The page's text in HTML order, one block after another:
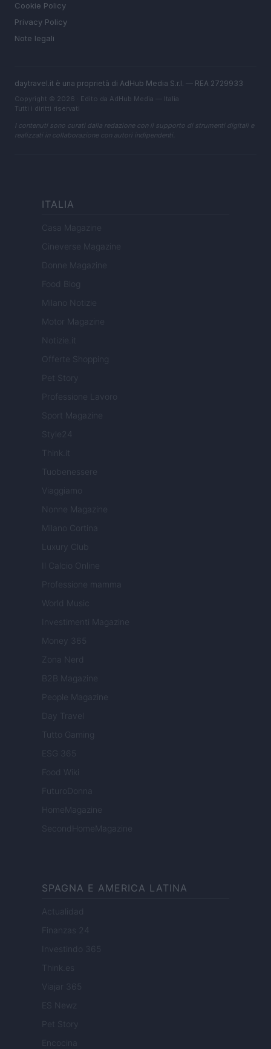
Cookie Policy
Privacy Policy
Note legali
daytravel.it è una proprietà di AdHub Media S.r.l. — REA 2729933
Copyright © 2026 · Edito da AdHub Media — Italia
Tutti i diritti riservati
I contenuti sono curati dalla redazione con il supporto di strumenti digitali e
realizzati in collaborazione con autori indipendenti.
ITALIA
Casa Magazine
Cineverse Magazine
Donne Magazine
Food Blog
Milano Notizie
Motor Magazine
Notizie.it
Offerte Shopping
Pet Story
Professione Lavoro
Sport Magazine
Style24
Think.it
Tuobenessere
Viaggiamo
Nonne Magazine
Milano Cortina
Luxury Club
Il Calcio Online
Professione mamma
World Music
Investimenti Magazine
Money 365
Zona Nerd
B2B Magazine
People Magazine
Day Travel
Tutto Gaming
ESG 365
Food Wiki
FuturoDonna
HomeMagazine
SecondHomeMagazine
SPAGNA E AMERICA LATINA
Actualidad
Finanzas 24
Investindo 365
Think.es
Viajar 365
ES Newz
Pet Story
Encocina